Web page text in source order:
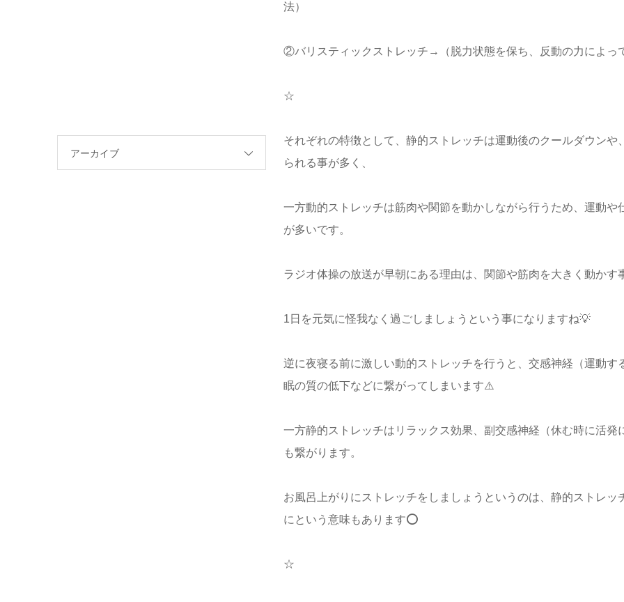
法）
②バリスティックストレッチ→（脱力状態を保ち、反動の力によっ
☆
それぞれの特徴として、静的ストレッチは運動後のクールダウン
られる事が多く、
一方動的ストレッチは筋肉や関節を動かしながら行うため、運動
が多いです。
ラジオ体操の放送が早朝にある理由は、関節や筋肉を大きく動かす
1日を元気に怪我なく過ごしましょうという事になりますね💡
逆に夜寝る前に激しい動的ストレッチを行うと、交感神経（運動
眠の質の低下などに繋がってしまいます⚠️
一方静的ストレッチはリラックス効果、副交感神経（休む時に活
も繋がります。
お風呂上がりにストレッチをしましょうというのは、静的ストレ
にという意味もあります⭕️
☆
アーカイブ